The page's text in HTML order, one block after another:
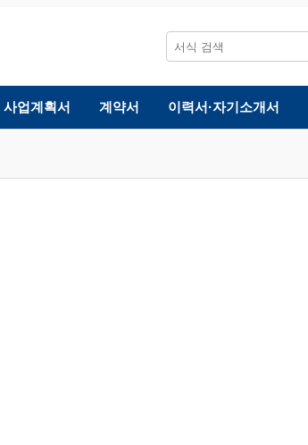
사업계획서 계약서 이력서·자기소개서